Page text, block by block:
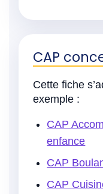
CAP
Cette fiche
exemple :
CAP
enfance
CAP
CAP